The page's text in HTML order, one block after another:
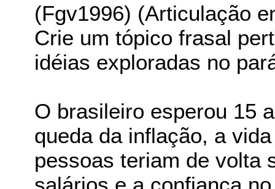
(Fgv1996) (Articulação
Crie um tópico frasal
idéias exploradas no
O brasileiro esperou 15
queda da inflação, a
pessoas teriam de volta
salários e a confiança